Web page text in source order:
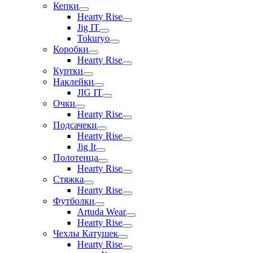
Кепки
Hearty Rise
Jig IT
Tokuryo
Коробки
Hearty Rise
Куртки
Наклейки
JIG IT
Очки
Hearty Rise
Подсачеки
Hearty Rise
Jig It
Полотенца
Hearty Rise
Стяжка
Hearty Rise
Футболки
Artuda Wear
Hearty Rise
Чехлы Катушек
Hearty Rise